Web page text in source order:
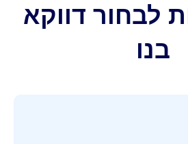
לבחור דווקא
בנו